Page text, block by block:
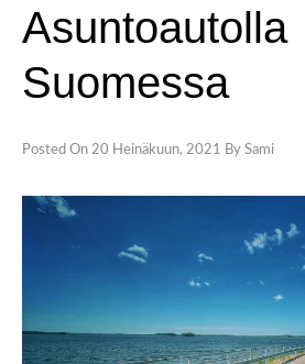
Asuntoautolla
Suomessa
Posted On 20 Heinäkuun, 2021 By Sami